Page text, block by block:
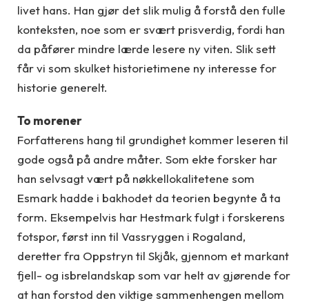
livet hans. Han gjør det slik mulig å forstå den fulle
konteksten, noe som er svært prisverdig, fordi han
da påfører mindre lærde lesere ny viten. Slik sett
får vi som skulket historietimene ny interesse for
historie generelt.
To morener
Forfatterens hang til grundighet kommer leseren til
gode også på andre måter. Som ekte forsker har
han selvsagt vært på nøkkellokalitetene som
Esmark hadde i bakhodet da teorien begynte å ta
form. Eksempelvis har Hestmark fulgt i forskerens
fotspor, først inn til Vassryggen i Rogaland,
deretter fra Oppstryn til Skjåk, gjennom et markant
fjell- og isbrelandskap som var helt av gjørende for
at han forstod den viktige sammenhengen mellom